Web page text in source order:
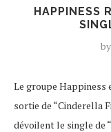
HAPPINESS
by
Le groupe Happiness
sortie de “Cinderella
dévoilent le single de